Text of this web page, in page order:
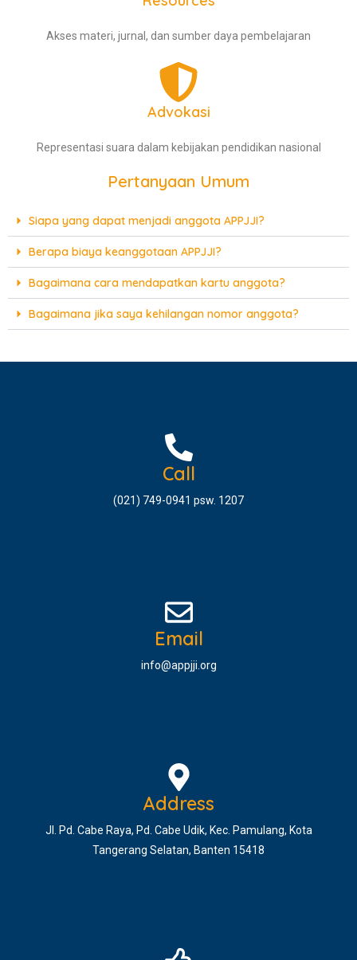
Akses materi, jurnal, dan sumber daya pembelajaran
Advokasi
Representasi suara dalam kebijakan pendidikan nasional
Pertanyaan Umum
Siapa yang dapat menjadi anggota APPJJI?
Berapa biaya keanggotaan APPJJI?
Bagaimana cara mendapatkan kartu anggota?
Bagaimana jika saya kehilangan nomor anggota?
Call
(021) 749-0941 psw. 1207
Email
info@appjji.org
Address
Jl. Pd. Cabe Raya, Pd. Cabe Udik, Kec. Pamulang, Kota
Tangerang Selatan, Banten 15418